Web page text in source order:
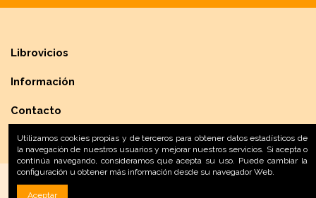
Librovicios
Información
Contacto
Utilizamos cookies propias y de terceros para obtener datos estadísticos de
la navegación de nuestros usuarios y mejorar nuestros servicios. Si acepta o
continúa navegando, consideramos que acepta su uso. Puede cambiar la
configuración u obtener más información desde su navegador Web.
Aceptar